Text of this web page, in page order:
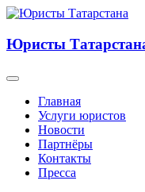
Юристы
Главная
Услуги юристов
Новости
Партнёры
Контакты
Пресса